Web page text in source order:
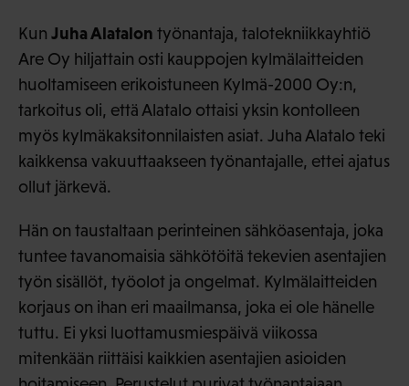
Kun Juha Alatalon työnantaja, talotekniikkayhtiö
Are Oy hiljattain osti kauppojen kylmälaitteiden
huoltamiseen erikoistuneen Kylmä-2000 Oy:n,
tarkoitus oli, että Alatalo ottaisi yksin kontolleen
myös kylmäkaksitonnilaisten asiat. Juha Alatalo teki
kaikkensa vakuuttaakseen työnantajalle, ettei ajatus
ollut järkevä.
Hän on taustaltaan perinteinen sähköasentaja, joka
tuntee tavanomaisia sähkötöitä tekevien asentajien
työn sisällöt, työolot ja ongelmat. Kylmälaitteiden
korjaus on ihan eri maailmansa, joka ei ole hänelle
tuttu. Ei yksi luottamusmiespäivä viikossa
mitenkään riittäisi kaikkien asentajien asioiden